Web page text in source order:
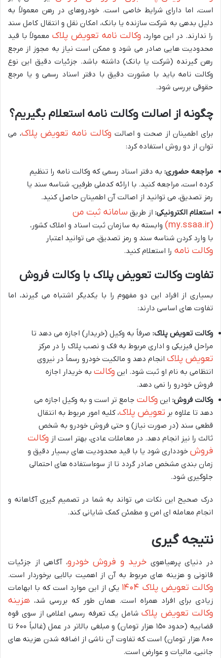
است، اما دارای شرایط خاصی است. خودروهای در رهن معمولاً به
دلیل بدهی به شرکت سازنده یا بانک، امکان نقل و انتقال کامل سند
را ندارند. در این موارد، وکالت نامه تعویض پلاک معمولاً با قید
محدودیت هایی صادر می شود و ممکن است نیاز به مجوز از مرجع
رهن گیرنده (شرکت یا بانک) داشته باشد. جزئیات دقیق این نوع
وکالت نامه باید با مشورت دقیق با دفتر اسناد رسمی و یا مرجع
حقوقی بررسی شود.
چگونه از اصالت وکالت نامه استعلام بگیریم؟
برای اطمینان از صحت و اصالت وکالت نامه تعویض پلاک، می
توان از دو روش استفاده کرد:
مراجعه حضوری: به دفتر اسناد رسمی که وکالت نامه را تنظیم
کرده است، مراجعه کنید. با ارائه کدملی طرفین، شناسه سند یا
رمز تصدیق، می توانید از اصالت آن اطمینان حاصل کنید.
استعلام الکترونیکی: از طریق سامانه ثبت من
(my.ssaa.ir)
وابسته به سازمان ثبت اسناد و املاک کشور،
با وارد کردن شناسه سند و رمز تصدیق، می توانید اعتبار
وکالت نامه را استعلام کنید.
تفاوت وکالت تعویض پلاک با وکالت فروش
بسیاری از افراد این دو مفهوم را با یکدیگر اشتباه می گیرند، اما
تفاوت های اساسی دارند:
وکالت تعویض پلاک: صرفاً به وکیل (خریدار) اجازه می دهد تا
مراحل فیزیکی و اداری مربوط به فک و نصب پلاک را در مرکز
تعویض پلاک انجام دهد و مالکیت خودرو رسماً در نیروی
انتظامی به نام او ثبت شود. این وکالت به خریدار اجازه
فروش خودرو را نمی دهد.
وکالت فروش: این وکالت جامع تر است و به وکیل اجازه می
دهد تا علاوه بر تعویض پلاک، کلیه امور مربوط به انتقال
قطعی سند (در صورت نیاز) و حتی فروش خودرو به شخص
ثالث را نیز انجام دهد. در معاملات عادی، بهتر است از وکالت
فروش خودداری شود یا با قید محدودیت های بسیار دقیق و
زمان بندی مشخص صادر گردد تا از سوءاستفاده های احتمالی
جلوگیری شود.
درک صحیح این نکات می تواند به شما در تصمیم گیری آگاهانه و
انجام معامله ای امن و مطمئن کمک شایانی کند.
نتیجه گیری
در دنیای پرهیاهوی خرید و فروش خودرو، آگاهی از جزئیات
قانونی و هزینه های مربوط به آن از اهمیت بالایی برخوردار است.
وکالت تعویض پلاک ۱۴۰۴
یکی از این موارد است که با ابهامات
زیادی برای افراد همراه است. همان طور که بررسی شد، هزینه
وکالت تعویض پلاک شامل یک تعرفه رسمی اعلامی از سوی قوه
قضاییه (حدود ۱۵۰ هزار تومان) و مبلغی بالاتر در عمل (غالباً ۶۰۰ تا
۸۰۰ هزار تومان) است که تفاوت آن ناشی از اضافه شدن هزینه های
جانبی، مالیات و عوارض است.